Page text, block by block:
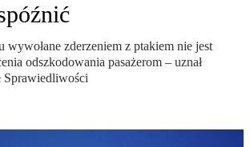
wywołane zderzeniem z ptakiem nie jest
odszkodowania pasażerom – uznał
Sprawiedliwości